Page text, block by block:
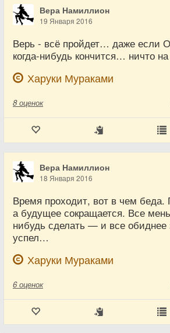
Вера Намиллион
19 Января 2016
Верь - всё пройдет… даже если
когда-нибудь кончится… ничто
Харуки Мураками
8 оценок
Вера Намиллион
18 Января 2016
Время проходит, вот в чем беда.
а будущее сокращается. Все
нибудь сделать — и все обиднее
успел…
Харуки Мураками
6 оценок